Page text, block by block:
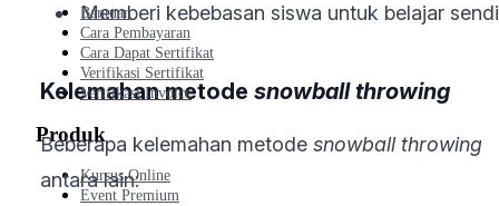
Memberi kebebasan siswa untuk belajar
Kelemahan metode snowball throwing
Beberapa kelemahan metode snowball throwing
antara lain:
Bantuan
Cara Pembayaran
Cara Dapat Sertifikat
Verifikasi Sertifikat
Verifikasi Invoice
Produk
Kursus Online
Event Premium